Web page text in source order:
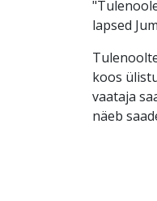
lapsed
koos
vaataja
näeb